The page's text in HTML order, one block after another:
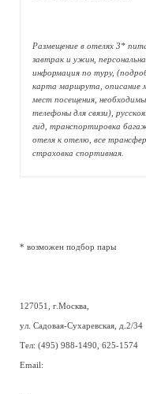
Размещение в отелях 3*
завтрак и ужин,
информация по туру,
карта маршрута, описание
мест посещения,
телефоны для связи),
гид, транспортировка
отеля к отелю, все
страховка спортивная.
* возможен подбор пары
127051, г.Москва,
ул. Садовая-Сухаревская, д.2/34
Тел: (495) 988-1490, 625-1574
Email: